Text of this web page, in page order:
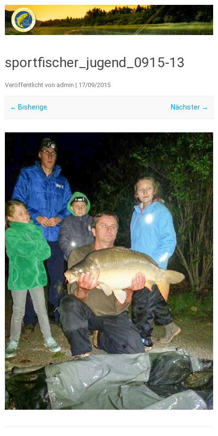
sportfischer_jugend_0915-13
Veröffentlicht von admin | 17/09/2015
← Bisherige Nächster →